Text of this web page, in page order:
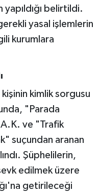
yapıldığı belirtildi.
yasal işlemlerin
kurumlara
kimlik sorgusu
"Parada
ve "Trafik
suçundan aranan
Şüphelilerin,
edilmek üzere
getirileceği